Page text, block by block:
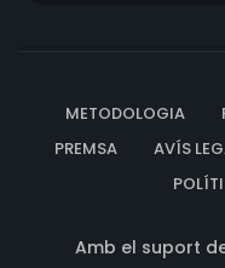
l'astrologia, que envia
acompanyats d'un
anuncien els seus
METODOLOGIA
PREMSA
AVÍS
Amb el suport